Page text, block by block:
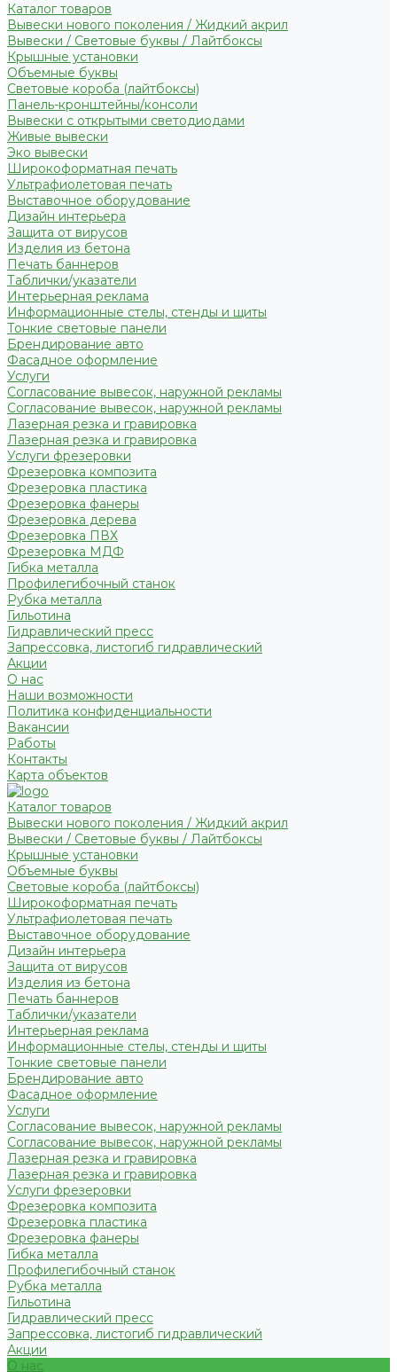
Каталог товаров
Вывески нового поколения / Жидкий акрил
Вывески / Световые буквы / Лайтбоксы
Крышные установки
Объемные буквы
Световые короба (лайтбоксы)
Панель-кронштейны/консоли
Вывески с открытыми светодиодами
Живые вывески
Эко вывески
Широкоформатная печать
Ультрафиолетовая печать
Выставочное оборудование
Дизайн интерьера
Защита от вирусов
Изделия из бетона
Печать баннеров
Таблички/указатели
Интерьерная реклама
Информационные стелы, стенды и щиты
Тонкие световые панели
Брендирование авто
Фасадное оформление
Услуги
Согласование вывесок, наружной рекламы
Согласование вывесок, наружной рекламы
Лазерная резка и гравировка
Лазерная резка и гравировка
Услуги фрезеровки
Фрезеровка композита
Фрезеровка пластика
Фрезеровка фанеры
Фрезеровка дерева
Фрезеровка ПВХ
Фрезеровка МДФ
Гибка металла
Профилегибочный станок
Рубка металла
Гильотина
Гидравлический пресс
Запрессовка, листогиб гидравлический
Акции
О нас
Наши возможности
Политика конфиденциальности
Вакансии
Работы
Контакты
Карта объектов
Каталог товаров
Вывески нового поколения / Жидкий акрил
Вывески / Световые буквы / Лайтбоксы
Крышные установки
Объемные буквы
Световые короба (лайтбоксы)
Широкоформатная печать
Ультрафиолетовая печать
Выставочное оборудование
Дизайн интерьера
Защита от вирусов
Изделия из бетона
Печать баннеров
Таблички/указатели
Интерьерная реклама
Информационные стелы, стенды и щиты
Тонкие световые панели
Брендирование авто
Фасадное оформление
Услуги
Согласование вывесок, наружной рекламы
Согласование вывесок, наружной рекламы
Лазерная резка и гравировка
Лазерная резка и гравировка
Услуги фрезеровки
Фрезеровка композита
Фрезеровка пластика
Фрезеровка фанеры
Гибка металла
Профилегибочный станок
Рубка металла
Гильотина
Гидравлический пресс
Запрессовка, листогиб гидравлический
Акции
О нас